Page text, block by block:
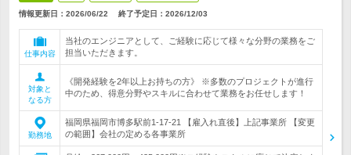
情報更新日：2026/06/22 終了予定日： 2026/12/03
仕事内容
当社のエンジニアとして、ご経験に応じて様々な分野の業務をご
担当いただきます。
対象と
なる方
《開発経験を2年以上お持ちの方》 ※多数のプロジェクトが進行
中のため、得意分野やスキルに合わせて業務をお任せします！
勤務地
福岡県福岡市博多駅前1-17-21 【雇入れ直後】上記事業所 【変更
の範囲】会社の定める各事業所